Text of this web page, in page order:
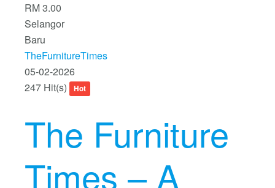
RM 3.00
Selangor
Baru
TheFurnitureTimes
05-02-2026
247 Hit(s)
Hot
The Furniture
Times – A